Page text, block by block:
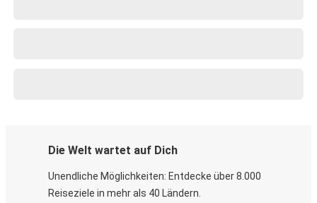
Die Welt wartet auf Dich
Unendliche Möglichkeiten: Entdecke über 8.000
Reiseziele in mehr als 40 Ländern.